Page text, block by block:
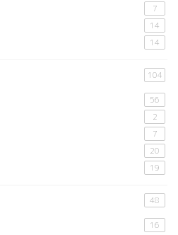
7
14
14
104
56
2
7
20
19
48
16